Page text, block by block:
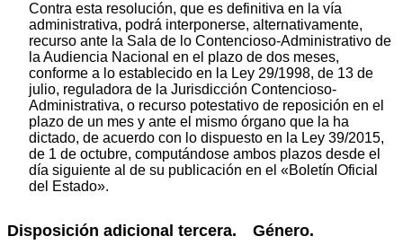
Contra esta resolución, que es definitiva en la vía
administrativa, podrá interponerse, alternativamente,
recurso ante la Sala de lo Contencioso-Administrativo de
la Audiencia Nacional en el plazo de dos meses,
conforme a lo establecido en la Ley 29/1998, de 13 de
julio, reguladora de la Jurisdicción Contencioso-
Administrativa, o recurso potestativo de reposición en el
plazo de un mes y ante el mismo órgano que la ha
dictado, de acuerdo con lo dispuesto en la Ley 39/2015,
de 1 de octubre, computándose ambos plazos desde el
día siguiente al de su publicación en el «Boletín Oficial
del Estado».
Disposición adicional tercera. Género.